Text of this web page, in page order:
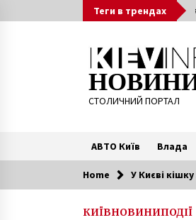
to
Теги в трендах
СТОЛИЧНИЙ ПОРТАЛ
АВТО Київ Влада
Читають
Home У Києві
КИЇВНОВИНИПОДІЇ